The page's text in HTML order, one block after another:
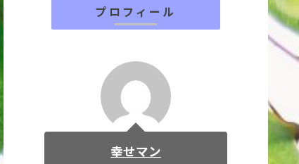
プロフィール
幸せマン